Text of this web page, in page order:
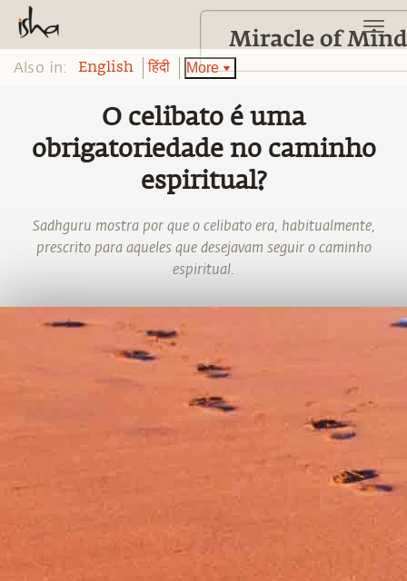
Also in: English हिंदी More
O celibato é uma
obrigatoriedade no caminho
espiritual?
Sadhguru mostra por que o celibato era, habitualmente,
prescrito para aqueles que desejavam seguir o caminho
espiritual.